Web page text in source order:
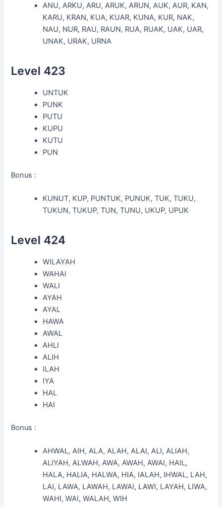
ANU, ARKU, ARU, ARUK, ARUN, AUK, AUR, KAN,
KARU, KRAN, KUA, KUAR, KUNA, KUR, NAK,
NAU, NUR, RAU, RAUN, RUA, RUAK, UAK, UAR,
UNAK, URAK, URNA
Level 423
UNTUK
PUNK
PUTU
KUPU
KUTU
PUN
Bonus :
KUNUT, KUP, PUNTUK, PUNUK, TUK, TUKU,
TUKUN, TUKUP, TUN, TUNU, UKUP, UPUK
Level 424
WILAYAH
WAHAI
WALI
AYAH
AYAL
HAWA
AWAL
AHLI
ALIH
ILAH
IYA
HAL
HAI
Bonus :
AHWAL, AIH, ALA, ALAH, ALAI, ALI, ALIAH,
ALIYAH, ALWAH, AWA, AWAH, AWAI, HAIL,
HALA, HALIA, HALWA, HIA, IALAH, IHWAL, LAH,
LAI, LAWA, LAWAH, LAWAI, LAWI, LAYAH, LIWA,
WAHI, WAI, WALAH, WIH